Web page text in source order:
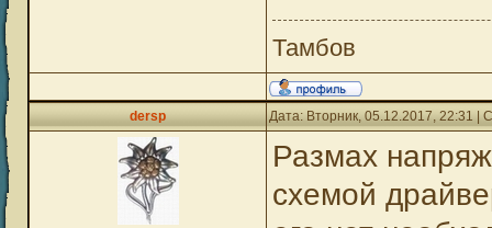
Тамбов
dersp Дата: Вторник, 05.12.2017, 22:31 |
Размах
схемой